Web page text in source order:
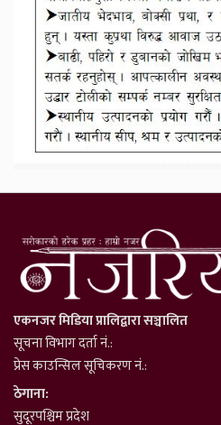
एकनजर मिडिया प्रालिद्वारा सञ्चालित
सूचना विभाग दर्ता नं.:
प्रेस काउन्सिल सूचिकरण नं.:
ठेगाना:
सुदूरपश्चिम प्रदेश